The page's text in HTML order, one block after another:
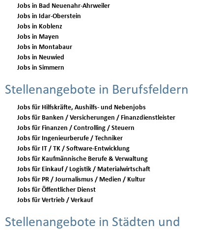
Jobs in Bad Neuenahr-Ahrweiler
Jobs in Idar-Oberstein
Jobs in Koblenz
Jobs in Mayen
Jobs in Montabaur
Jobs in Neuwied
Jobs in Simmern
Stellenangebote in Berufsfeldern
Jobs für Hilfskräfte, Aushilfs- und Nebenjobs
Jobs für Banken / Versicherungen / Finanzdienstleister
Jobs für Finanzen / Controlling / Steuern
Jobs für Ingenieurberufe / Techniker
Jobs für IT / TK / Software-Entwicklung
Jobs für Kaufmännische Berufe & Verwaltung
Jobs für Einkauf / Logistik / Materialwirtschaft
Jobs für PR / Journalismus / Medien / Kultur
Jobs für Öffentlicher Dienst
Jobs für Vertrieb / Verkauf
Stellenangebote in Städten und